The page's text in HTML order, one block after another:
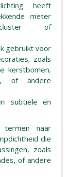
heeft
meter
of
gebruikt voor
zoals
kerstbomen,
of andere
subtiele en
naar
die
zoals
of andere